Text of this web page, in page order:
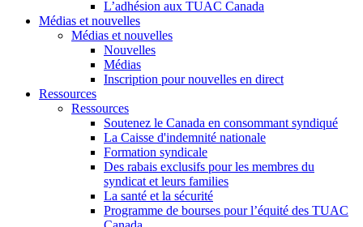
L’adhésion aux TUAC Canada
Médias et nouvelles
Médias et nouvelles
Nouvelles
Médias
Inscription pour nouvelles en direct
Ressources
Ressources
Soutenez le Canada en consommant syndiqué
La Caisse d'indemnité nationale
Formation syndicale
Des rabais exclusifs pour les membres du
syndicat et leurs families
La santé et la sécurité
Programme de bourses pour l’équité des TUAC